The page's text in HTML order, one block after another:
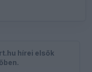
hírei elsők